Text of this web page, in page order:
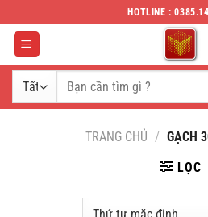
đến
dung
HOTLINE :
Tìm
kiếm:
TRANG CHỦ / GẠCH
LỌC